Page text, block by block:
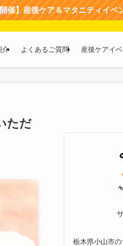
マタニティイベント｜次回のイ
介 よくあるご質問 産後ケアイベ
ただ
栃木県小山市の